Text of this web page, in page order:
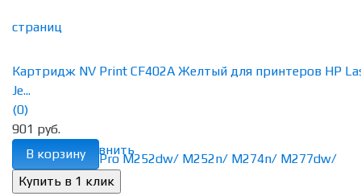
избранное сравнить
Картридж NV Print CF402A Желтый для принтеров HP
Je...
(0)
901 руб.
В корзину